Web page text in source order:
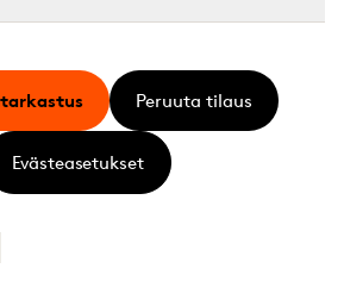
Express
Peruuta tilaus
Evästeasetukset